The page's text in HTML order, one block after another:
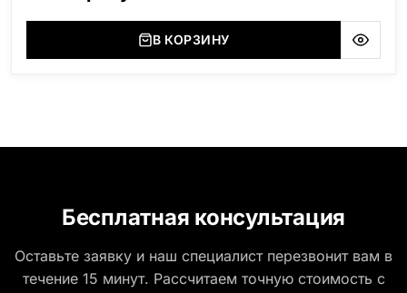
(Украина, Житомерская область), Сюксюансаари
(Россия, Карелия), Амфиболит (Россия, Мурманская
В КОРЗИНУ
Бесплатная консультация
Оставьте заявку и наш специалист перезвонит вам в
течение 15 минут. Рассчитаем точную стоимость с